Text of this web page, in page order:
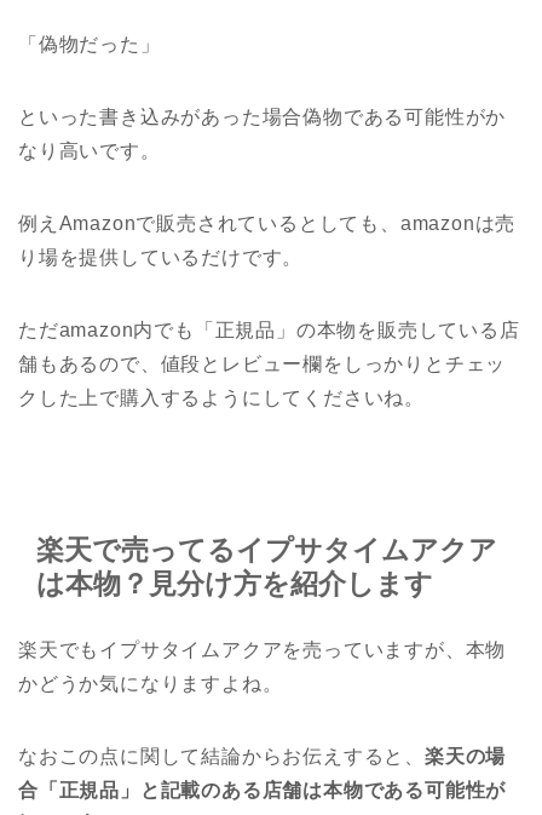
「偽物だった」
といった書き込みがあった場合偽物である可能性がか
なり高いです。
例えAmazonで販売されているとしても、amazonは売
り場を提供しているだけです。
ただamazon内でも「正規品」の本物を販売している店
舗もあるので、値段とレビュー欄をしっかりとチェッ
クした上で購入するようにしてくださいね。
楽天で売ってるイプサタイムアクア
は本物？見分け方を紹介します
楽天でもイプサタイムアクアを売っていますが、本物
かどうか気になりますよね。
なおこの点に関して結論からお伝えすると、 楽天の場
合「正規品」と記載のある店舗は本物である可能性が